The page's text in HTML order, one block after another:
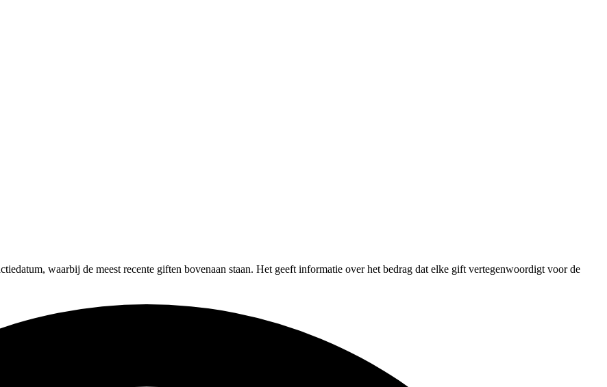
waarbij de meest recente giften bovenaan staan. Het geeft informatie over het bedrag dat elke gift vertegenwoordigt voor de